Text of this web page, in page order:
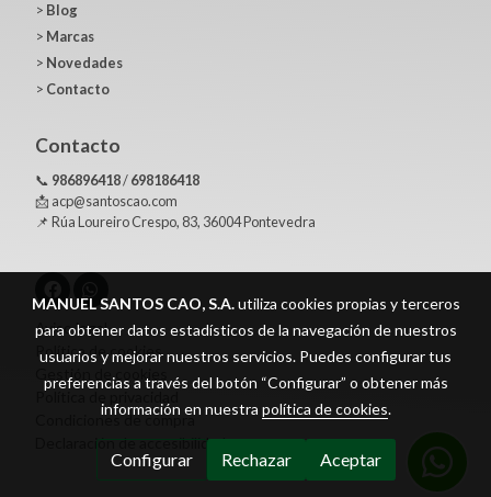
> Blog
> Marcas
> Novedades
> Contacto
Contacto
📞 986896418/698186418
📩 acp@santoscao.com
📌 Rúa Loureiro Crespo, 83, 36004 Pontevedra
Aviso legal
Política de cookies
Gestión de cookies
Política de privacidad
Condiciones de compra
Declaración de accesibilidad
MANUEL SANTOS CAO, S.A.utiliza cookies propias y terceros
para obtener datos estadísticos de la navegación de nuestros
usuarios y mejorar nuestros servicios. Puedes configurar tus
preferencias a través del botón “Configurar” o obtener más
información en nuestra política de cookies.
Configurar Rechazar Aceptar